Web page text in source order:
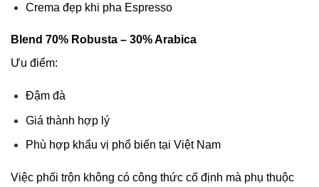
Crema đẹp khi pha Espresso
Blend 70% Robusta – 30% Arabica
Ưu điểm:
Đậm đà
Giá thành hợp lý
Phù hợp khẩu vị phổ biến tại Việt Nam
Việc phối trộn không có công thức cố định mà phụ thuộc